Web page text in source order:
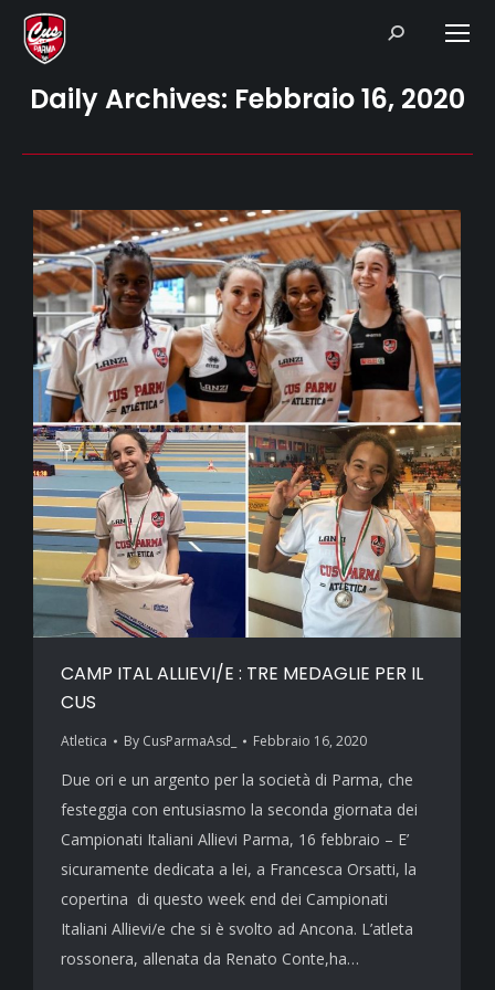
Search:
Daily Archives: Febbraio 16, 2020
CAMP ITAL ALLIEVI/E : TRE MEDAGLIE PER IL
CUS
Atletica By CusParmaAsd_ Febbraio 16, 2020
Due ori e un argento per la società di Parma, che
festeggia con entusiasmo la seconda giornata dei
Campionati Italiani Allievi Parma, 16 febbraio – E’
sicuramente dedicata a lei, a Francesca Orsatti, la
copertina di questo week end dei Campionati
Italiani Allievi/e che si è svolto ad Ancona. L’atleta
rossonera, allenata da Renato Conte,ha…